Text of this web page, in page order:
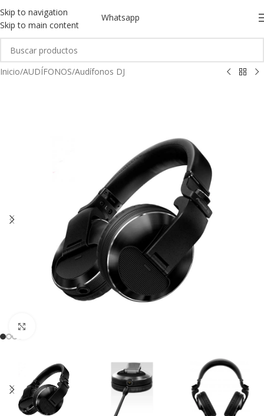
Skip to navigation
Skip to main content
Whatsapp
Inicio/AUDÍFONOS/Audífonos DJ